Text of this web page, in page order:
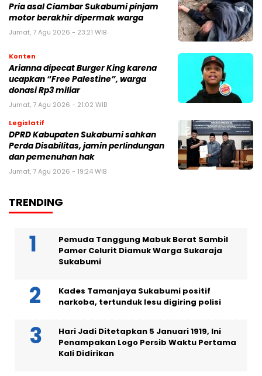
Pria asal Ciambar Sukabumi pinjam
motor berakhir dipermak warga
Jumat, 7 Agu 2026 - 23:21 WIB
Konten
Arianna dipecat Burger King karena
ucapkan “Free Palestine”, warga
donasi Rp3 miliar
Jumat, 7 Agu 2026 - 21:02 WIB
Legislatif
DPRD Kabupaten Sukabumi sahkan
Perda Disabilitas, jamin perlindungan
dan pemenuhan hak
Jumat, 7 Agu 2026 - 19:24 WIB
TRENDING
Pemuda Tanggung Mabuk Berat Sambil
Pamer Celurit Diamuk Warga Sukaraja
Sukabumi
Kades Tamanjaya Sukabumi positif
narkoba, tertunduk lesu digiring polisi
Hari Jadi Ditetapkan 5 Januari 1919, Ini
Penampakan Logo Persib Waktu Pertama
Kali Didirikan